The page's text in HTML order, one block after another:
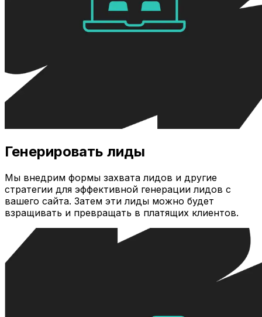
Генерировать лиды
Мы внедрим формы захвата лидов и другие
стратегии для эффективной генерации лидов с
вашего сайта. Затем эти лиды можно будет
взращивать и превращать в платящих клиентов.